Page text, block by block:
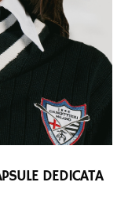
DEDICATA